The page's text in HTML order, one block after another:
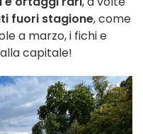
fuori stagione, come
a marzo, i fichi e
capitale!